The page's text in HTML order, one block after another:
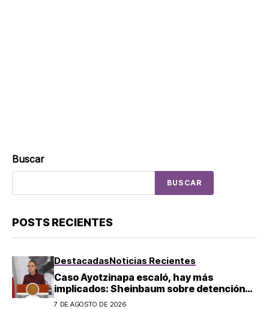
Buscar
BUSCAR
POSTS RECIENTES
DestacadasNoticias Recientes
Caso Ayotzinapa escaló, hay más
implicados: Sheinbaum sobre detención
de Ángel Aguirre
7 DE AGOSTO DE 2026